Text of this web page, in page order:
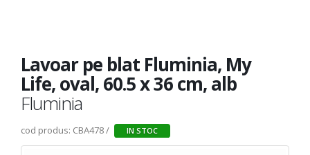
Lavoar pe blat Fluminia, My
Life, oval, 60.5 x 36 cm, alb
Fluminia
cod produs: CBA478 / IN STOC